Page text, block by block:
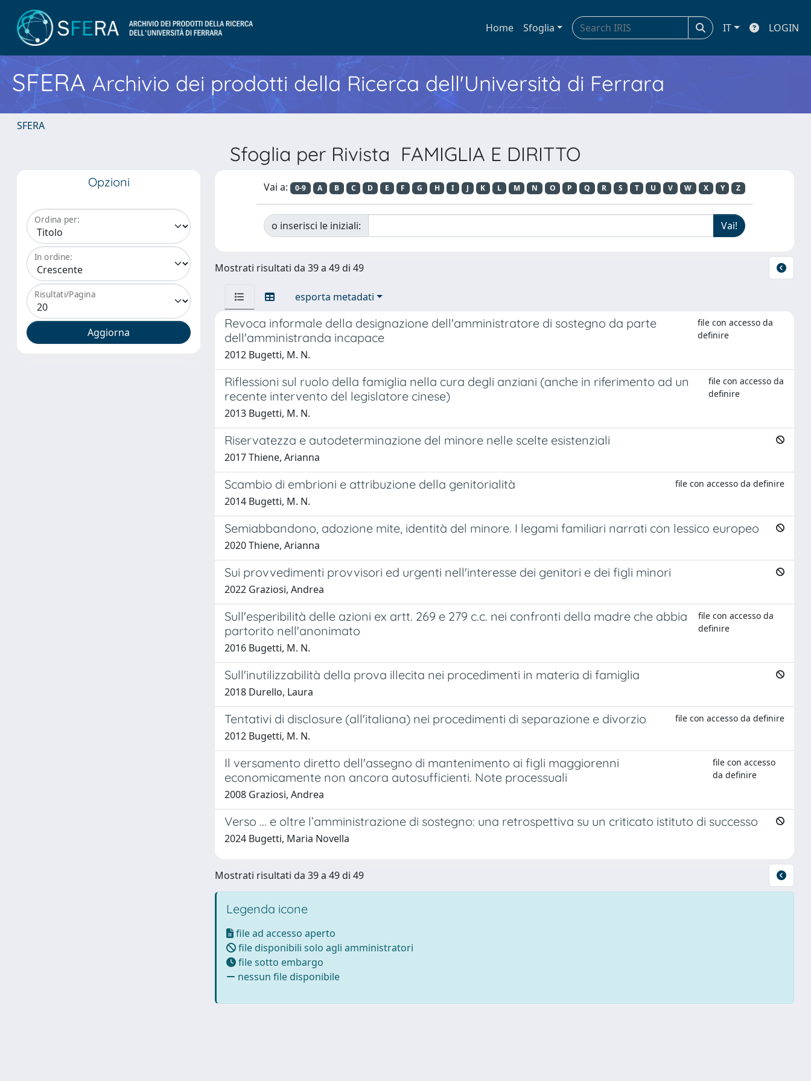
Home Sfoglia IT LOGIN
SFERA Archivio dei prodotti della Ricerca dell'Università di Ferrara
SFERA
Sfoglia per Rivista FAMIGLIA E DIRITTO
Opzioni
Ordina per:
In ordine:
Risultati/Pagina
Vai a: 0-9 A B C D E F G H I J K L M N O P Q R S T U V W X Y Z
o inserisci le iniziali:
Mostrati risultati da 39 a 49 di 49
esporta metadati
Revoca informale della designazione dell'amministratore di sostegno da parte
dell'amministranda incapace
file con accesso da
definire
2012 Bugetti, M. N.
Riflessioni sul ruolo della famiglia nella cura degli anziani (anche in riferimento ad un
recente intervento del legislatore cinese)
file con accesso da
definire
2013 Bugetti, M. N.
Riservatezza e autodeterminazione del minore nelle scelte esistenziali
2017 Thiene, Arianna
Scambio di embrioni e attribuzione della genitorialità file con accesso da definire
2014 Bugetti, M. N.
Semiabbandono, adozione mite, identità del minore. I legami familiari narrati con lessico europeo
2020 Thiene, Arianna
Sui provvedimenti provvisori ed urgenti nell'interesse dei genitori e dei figli minori
2022 Graziosi, Andrea
Sull'esperibilità delle azioni ex artt. 269 e 279 c.c. nei confronti della madre che abbia
partorito nell'anonimato
file con accesso da
definire
2016 Bugetti, M. N.
Sull'inutilizzabilità della prova illecita nei procedimenti in materia di famiglia
2018 Durello, Laura
Tentativi di disclosure (all'italiana) nei procedimenti di separazione e divorzio file con accesso da definire
2012 Bugetti, M. N.
Il versamento diretto dell'assegno di mantenimento ai figli maggiorenni
economicamente non ancora autosufficienti. Note processuali
file con accesso
da definire
2008 Graziosi, Andrea
Verso ... e oltre l’amministrazione di sostegno: una retrospettiva su un criticato istituto di successo
2024 Bugetti, Maria Novella
Mostrati risultati da 39 a 49 di 49
Legenda icone
file ad accesso aperto
file disponibili solo agli amministratori
file sotto embargo
nessun file disponibile